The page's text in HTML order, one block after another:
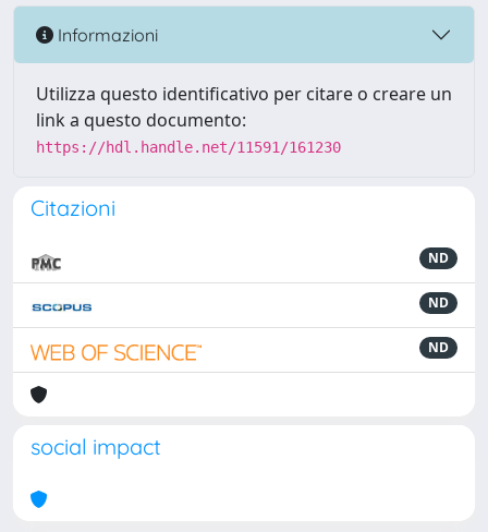
Informazioni
Utilizza questo identificativo per citare o creare un
link a questo documento:
https://hdl.handle.net/11591/161230
Citazioni
ND
ND
ND
social impact